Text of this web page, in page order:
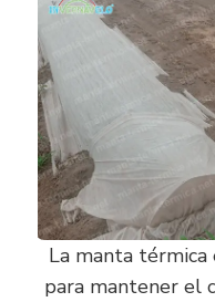
La manta
para mantener el